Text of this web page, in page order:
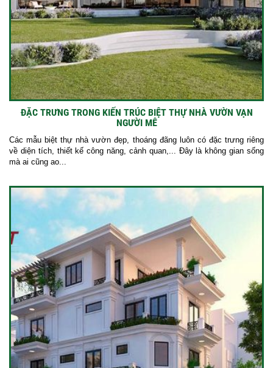
ĐẶC TRƯNG TRONG KIẾN TRÚC BIỆT THỰ NHÀ VƯỜN VẠN
NGƯỜI MÊ
Các mẫu biệt thự nhà vườn đẹp, thoáng đãng luôn có đặc trưng riêng
về diện tích, thiết kế công năng, cảnh quan,... Đây là không gian sống
mà ai cũng ao...